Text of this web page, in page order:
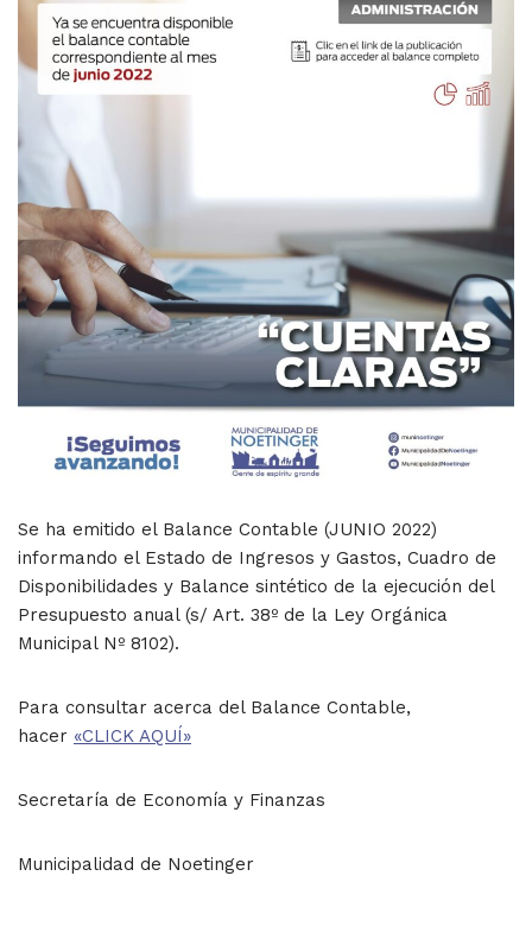
Se ha emitido el Balance Contable (JUNIO 2022)
informando el Estado de Ingresos y Gastos, Cuadro de
Disponibilidades y Balance sintético de la ejecución del
Presupuesto anual (s/ Art. 38º de la Ley Orgánica
Municipal Nº 8102).
Para consultar acerca del Balance Contable,
hacer «CLICK AQUÍ»
Secretaría de Economía y Finanzas
Municipalidad de Noetinger